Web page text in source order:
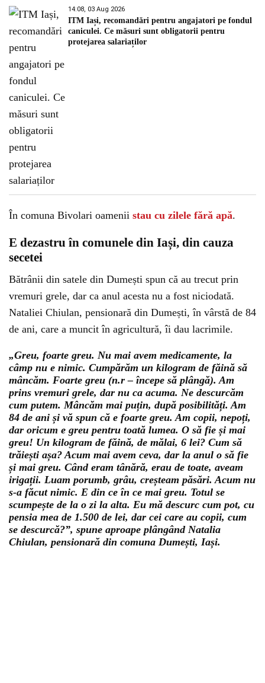
14:08, 03 Aug 2026
ITM Iași, recomandări pentru angajatori pe fondul
caniculei. Ce măsuri sunt obligatorii pentru
protejarea salariaților
În comuna Bivolari oamenii stau cu zilele fără apă.
E dezastru în comunele din Iași, din cauza
secetei
Bătrânii din satele din Dumești spun că au trecut prin
vremuri grele, dar ca anul acesta nu a fost niciodată.
Nataliei Chiulan, pensionară din Dumești, în vârstă de 84
de ani, care a muncit în agricultură, îi dau lacrimile.
„Greu, foarte greu. Nu mai avem medicamente, la
câmp nu e nimic. Cumpărăm un kilogram de făină să
mâncăm. Foarte greu (n.r – începe să plângă). Am
prins vremuri grele, dar nu ca acuma. Ne descurcăm
cum putem. Mâncăm mai puțin, după posibilități. Am
84 de ani și vă spun că e foarte greu. Am copii, nepoți,
dar oricum e greu pentru toată lumea. O să fie și mai
greu! Un kilogram de făină, de mălai, 6 lei? Cum să
trăiești așa? Acum mai avem ceva, dar la anul o să fie
și mai greu. Când eram tânără, erau de toate, aveam
irigații. Luam porumb, grâu, creșteam păsări. Acum nu
s-a făcut nimic. E din ce în ce mai greu. Totul se
scumpește de la o zi la alta. Eu mă descurc cum pot, cu
pensia mea de 1.500 de lei, dar cei care au copii, cum
se descurcă?”, spune aproape plângând Natalia
Chiulan, pensionară din comuna Dumești, Iași.